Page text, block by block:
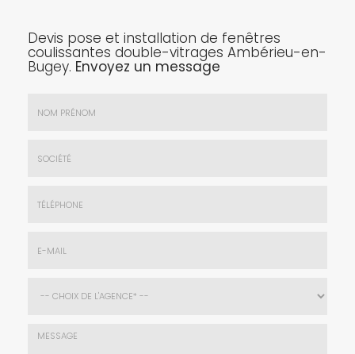
Devis pose et installation de fenêtres
coulissantes double-vitrages Ambérieu-en-
Bugey. Envoyez un message
mail